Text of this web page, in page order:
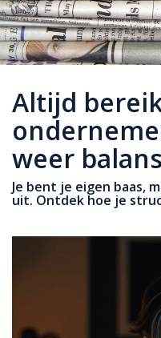
Altijd
weer
Je bent je eigen baas,
uit. Ontdek hoe je